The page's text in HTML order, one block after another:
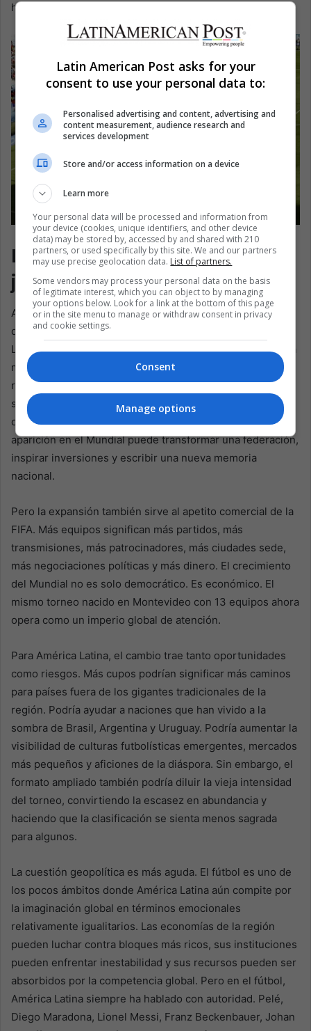
había dado su última función.
La Copa Mundial de la FIFA 2022. EFE/Rolex de la Pena
La expansión reescribe el
juego global
Ahora llega la era de 48 equipos, y con ella un nuevo
debate sobre lo que se supone que debe ser el Mundial.
Los defensores de la expansión dirán que abre la puerta a
más naciones, más sueños, más representación y más
regiones viéndose a sí mismas en el mayor escenario. No
se equivocan. Para países que durante mucho tiempo
quedaron fuera del torneo, el acceso importa. Una
aparición en el Mundial puede transformar una federación,
inspirar inversiones y escribir una nueva memoria
nacional.
Pero la expansión también sirve al apetito comercial de la
FIFA. Más equipos significan más partidos, más
transmisiones, más patrocinadores, más ciudades sede,
más negociaciones políticas y más dinero. El crecimiento
del Mundial no es solo democrático. Es económico. El
mismo torneo nacido en Montevideo con 13 equipos ahora
opera como un imperio global de atención.
Para América Latina, el cambio trae tanto oportunidades
como riesgos. Más cupos podrían significar más caminos
para países fuera de los gigantes tradicionales de la
región. Podría ayudar a naciones que han vivido a la
sombra de Brasil, Argentina y Uruguay. Podría aumentar la
visibilidad de culturas futbolísticas emergentes, mercados
más pequeños y aficiones de la diáspora. Sin embargo, el
formato ampliado también podría diluir la vieja intensidad
del torneo, convirtiendo la escasez en abundancia y
haciendo que la clasificación se sienta menos sagrada
para algunos.
La cuestión geopolítica es más aguda. El fútbol es uno de
los pocos ámbitos donde América Latina aún compite por
la imaginación global en términos emocionales
relativamente igualitarios. Las economías de la región
pueden luchar contra bloques más ricos, sus instituciones
pueden enfrentar inestabilidad y sus recursos pueden ser
absorbidos por la competencia global. Pero en el fútbol,
América Latina siempre ha hablado con autoridad. Pelé,
Diego Maradona, Lionel Messi, Franz Beckenbauer, Johan
Latin American Post asks for your
consent to use your personal data to:
Personalised advertising and content, advertising and
content measurement, audience research and
services development
Store and/or access information on a device
Learn more
Your personal data will be processed and information from
your device (cookies, unique identifiers, and other device
data) may be stored by, accessed by and shared with 210
partners, or used specifically by this site. We and our partners
may use precise geolocation data. List of partners.
Some vendors may process your personal data on the basis
of legitimate interest, which you can object to by managing
your options below. Look for a link at the bottom of this page
or in the site menu to manage or withdraw consent in privacy
and cookie settings.
Consent
Manage options